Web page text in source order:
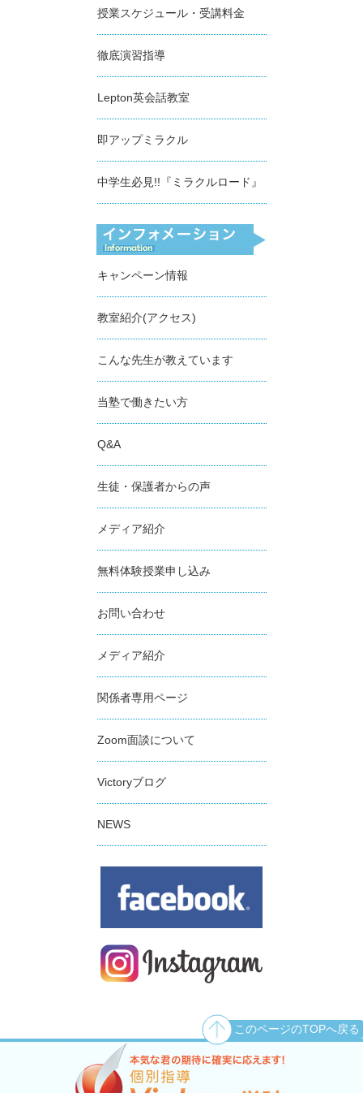
授業スケジュール・受講料金
徹底演習指導
Lepton英会話教室
即アップミラクル
中学生必見!!『ミラクルロード』
キャンペーン情報
教室紹介(アクセス)
こんな先生が教えています
当塾で働きたい方
Q&A
生徒・保護者からの声
メディア紹介
無料体験授業申し込み
お問い合わせ
メディア紹介
関係者専用ページ
Zoom面談について
Victoryブログ
NEWS
このページのTOPへ戻る